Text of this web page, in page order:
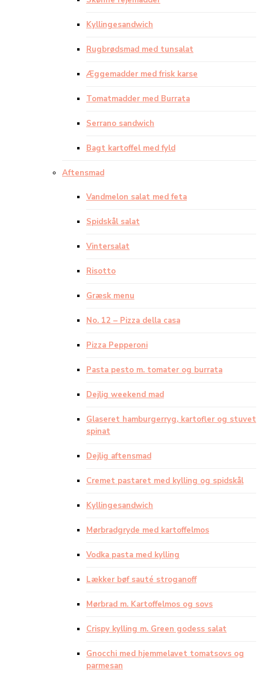
Kyllingesandwich
Rugbrødsmad med tunsalat
Æggemadder med frisk karse
Tomatmadder med Burrata
Serrano sandwich
Bagt kartoffel med fyld
Aftensmad
Vandmelon salat med feta
Spidskål salat
Vintersalat
Risotto
Græsk menu
No. 12 – Pizza della casa
Pizza Pepperoni
Pasta pesto m. tomater og burrata
Dejlig weekend mad
Glaseret hamburgerryg, kartofler og stuvet
spinat
Dejlig aftensmad
Cremet pastaret med kylling og spidskål
Kyllingesandwich
Mørbradgryde med kartoffelmos
Vodka pasta med kylling
Lækker bøf sauté stroganoff
Mørbrad m. Kartoffelmos og sovs
Crispy kylling m. Green godess salat
Gnocchi med hjemmelavet tomatsovs og
parmesan